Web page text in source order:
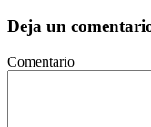
Deja un
Comentario